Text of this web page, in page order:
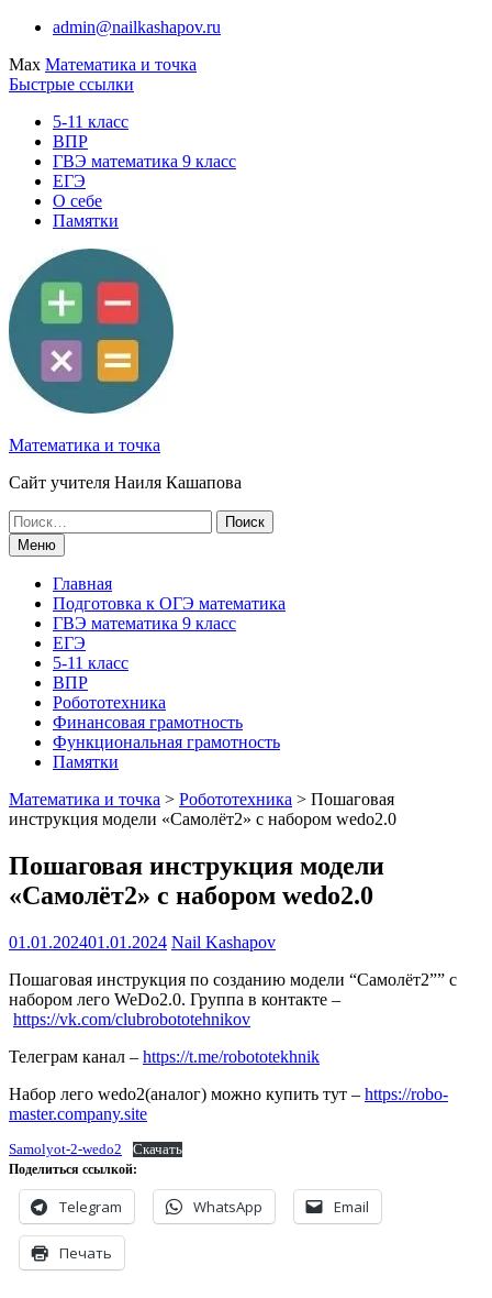
Перейти
содержимому
admin@nailkashapov.ru
Max Математика и точка
Быстрые ссылки
5-11 класс
ВПР
ГВЭ математика 9 класс
ЕГЭ
О себе
Памятки
Математика и точка
Сайт учителя Наиля Кашапова
Поиск
по:Меню
Главная
Подготовка к ОГЭ математика
ГВЭ математика 9 класс
ЕГЭ
5-11 класс
ВПР
Робототехника
Финансовая грамотность
Функциональная грамотность
Памятки
Математика и точка > Робототехника > Пошаговая
инструкция модели «Самолёт2» с набором wedo2.0
Пошаговая инструкция модели
«Самолёт2» с набором wedo2.0
01.01.202401.01.2024 Nail Kashapov
Пошаговая инструкция по созданию модели “Самолёт2”” с
набором лего WeDo2.0. Группа в контакте –
https://vk.com/clubrobototehnikov
Телеграм канал – https://t.me/robototekhnik
Набор лего wedo2(аналог) можно купить тут – https://robo-
master.company.site
Samolyot-2-wedo2
Скачать
Поделиться ссылкой:
Telegram WhatsApp Email
Печать